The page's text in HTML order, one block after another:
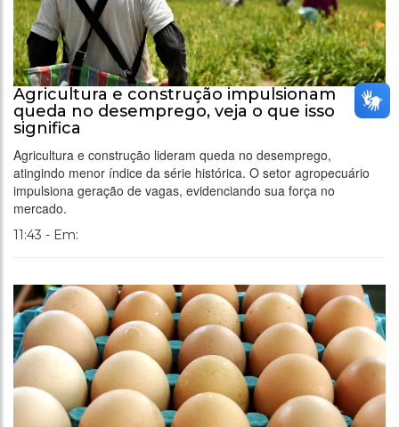
Agricultura e construção impulsionam
queda no desemprego, veja o que isso
significa
Agricultura e construção lideram queda no desemprego,
atingindo menor índice da série histórica. O setor agropecuário
impulsiona geração de vagas, evidenciando sua força no
mercado.
11:43 - Em: